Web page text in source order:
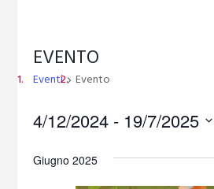
EVENTO
Eventi Evento
4/12/2024 - 19/7/2025
e
lGiugno 2025